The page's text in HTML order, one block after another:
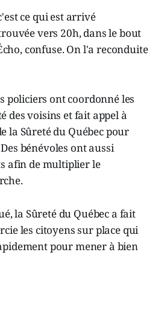
ce qui est arrivé
vers 20h, dans le bout
confuse. On l'a reconduite
policiers ont coordonné les
des voisins et fait appel à
la Sûreté du Québec pour
bénévoles ont aussi
afin de multiplier le
la Sûreté du Québec a fait
les citoyens sur place qui
pour mener à bien